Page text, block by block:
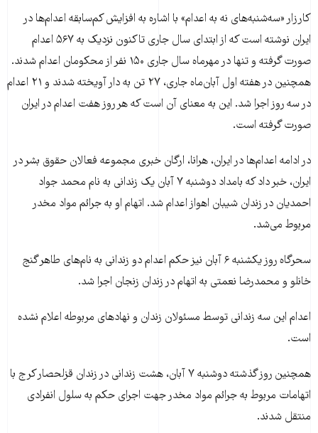
کارزار «سه‌شنبه‌های‌ نه به اعدام» با اشاره به افزایش کم‌سابقه اعدام‌ها در
ایران نوشته است که از ابتدای سال جاری تاکنون نزدیک به ۵۶۷ اعدام
صورت گرفته و تنها در مهرماه سال جاری ۱۵۰ نفر از محکومان اعدام شدند.
همچنین در هفته اول آبان‌ماه جاری، ۲۷ تن به دار آویخته شدند و ۲۱ اعدام
در سه روز اجرا شد. این به معنای آن است که هر روز هفت اعدام در ایران
صورت گرفته است.
در ادامه اعدام‌ها در ایران، هرانا، ارگان خبری مجموعه فعالان حقوق بشر در
ایران، خبر داد که بامداد دوشنبه ۷ آبان یک زندانی به نام محمد جواد
احمدیان در زندان شیبان اهواز اعدام شد. اتهام او به جرائم مواد مخدر
مربوط می‌شد.
سحرگاه روز یکشنبه ۶ آبان نیز حکم اعدام دو زندانی به نام‌های طاهر گنج
خانلو و محمدرضا نعمتی به اتهام در زندان زنجان اجرا شد.
اعدام این سه زندانی توسط مسئولان زندان و نهادهای مربوطه اعلام نشده
است.
همچنین روز گذشته دوشنبه ۷ آبان، هشت زندانی در زندان قزلحصار کرج با
اتهامات مربوط به جرائم مواد مخدر جهت اجرای حکم به سلول انفرادی
منتقل شدند.